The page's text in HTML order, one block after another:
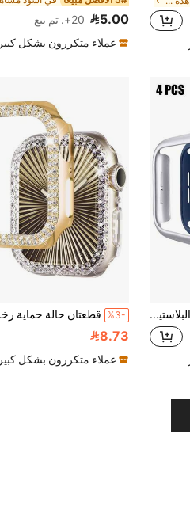
5.00 20+. تم بيع
عملاء متكررون بشكل كبير
4 قطع غطاء واقي من البلاستيك المجوف للساعة الكاجوال والأزياء، متوافق مع ساعة آبل 38/40/41/42/44/45/46/49 ملم، مناسب لسلسلة Ultra/SE/11/10/9/8/7/6/5/4/3/2/1، ملحقات حماية ساعة ذكية %3-
8.73
عملاء متكررون بشكل كبير